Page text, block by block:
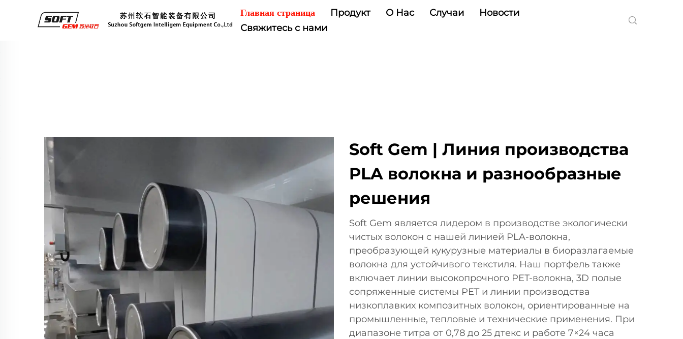
Главная страница Продукт О Нас Случаи
Новости
Свяжитесь с нами
Soft Gem | Линия производства
PLA волокна и разнообразные
решения
Soft Gem является лидером в производстве экологически
чистых волокон с нашей линией PLA-волокна,
преобразующей кукурузные материалы в биоразлагаемые
волокна для устойчивого текстиля. Наш портфель также
включает линии высокопрочного PET-волокна, 3D полые
сопряженные системы PET и линии производства
низкоплавких композитных волокон, ориентированные на
промышленные, тепловые и технические применения. При
диапазоне титра от 0,78 до 25 дтекс и работе 7×24 часа